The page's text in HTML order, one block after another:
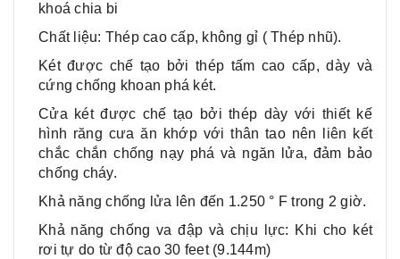
khoá chia bi
Chất liệu: Thép cao cấp, không gỉ ( Thép nhũ).
Két được chế tạo bởi thép tấm cao cấp, dày và
cứng chống khoan phá két.
Cửa két được chế tạo bởi thép dày với thiết kế
hình răng cưa ăn khớp với thân tao nên liên kết
chắc chắn chống nạy phá và ngăn lửa, đảm bảo
chống cháy.
Khả năng chống lửa lên đến 1.250 ° F trong 2 giờ.
Khả năng chống va đập và chịu lực: Khi cho két
rơi tự do từ độ cao 30 feet (9.144m)